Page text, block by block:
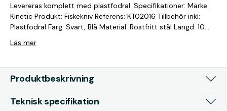
Levereras komplett med plastfodral. Specifikationer: Märke:
Kinetic Produkt: Fiskekniv Referens: KT02016 Tillbehör inkl:
Plastfodral Färg: Svart, Blå Material: Rostfritt stål Längd: 10
Läs mer
Produktbeskrivning
Teknisk specifikation